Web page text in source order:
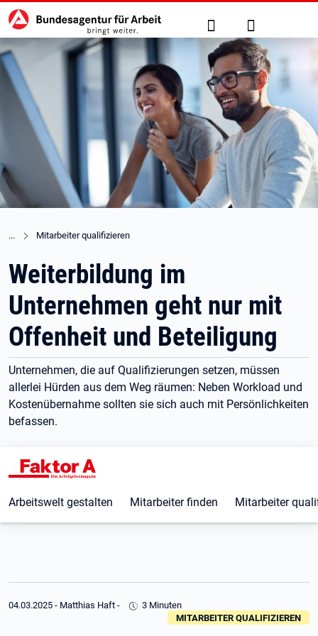
zu den Hauptinhalten springen
Hauptnavigation Suche Anmelden
Mitarbeiter qualifizieren
Weiterbildung im
Unternehmen geht nur mit
Offenheit und Beteiligung
Unternehmen, die auf Qualifizierungen setzen, müssen
allerlei Hürden aus dem Weg räumen: Neben Workload und
Kostenübernahme sollten sie sich auch mit Persönlichkeiten
befassen.
Arbeitswelt gestalten Mitarbeiter finden Mitarbeiter
04.03.2025 - Matthias Haft -
3 Minuten
MITARBEITER QUALIFIZIEREN